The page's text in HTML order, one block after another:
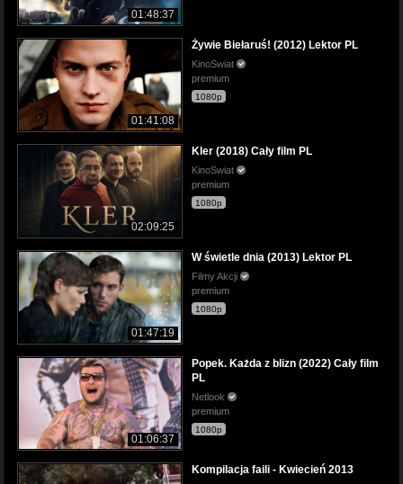
01:48:37
01:41:08
Żywie Biełaruś! (2012) Lektor PL
KinoSwiat
premium
1080p
02:09:25
Kler (2018) Cały film PL
KinoSwiat
premium
1080p
01:47:19
W świetle dnia (2013) Lektor PL
Filmy Akcji
premium
1080p
01:06:37
Popek. Każda z blizn (2022) Cały film
PL
Netlook
premium
1080p
Kompilacja faili - Kwiecień 2013